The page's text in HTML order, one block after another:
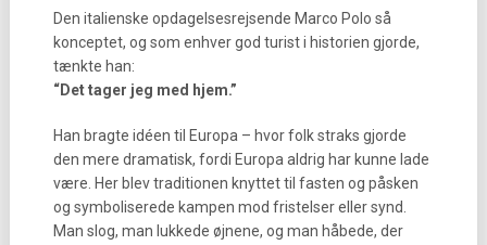
Den italienske opdagelsesrejsende Marco Polo så
konceptet, og som enhver god turist i historien gjorde,
tænkte han:
“Det tager jeg med hjem.”
Han bragte idéen til Europa – hvor folk straks gjorde
den mere dramatisk, fordi Europa aldrig har kunne lade
være. Her blev traditionen knyttet til fasten og påsken
og symboliserede kampen mod fristelser eller synd.
Man slog, man lukkede øjnene, og man håbede, der